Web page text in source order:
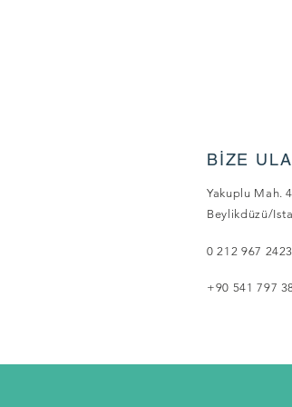
BİZE
Yakuplu Mah.
Beylikdüzü/
0 212 967 2423
+90 541 797